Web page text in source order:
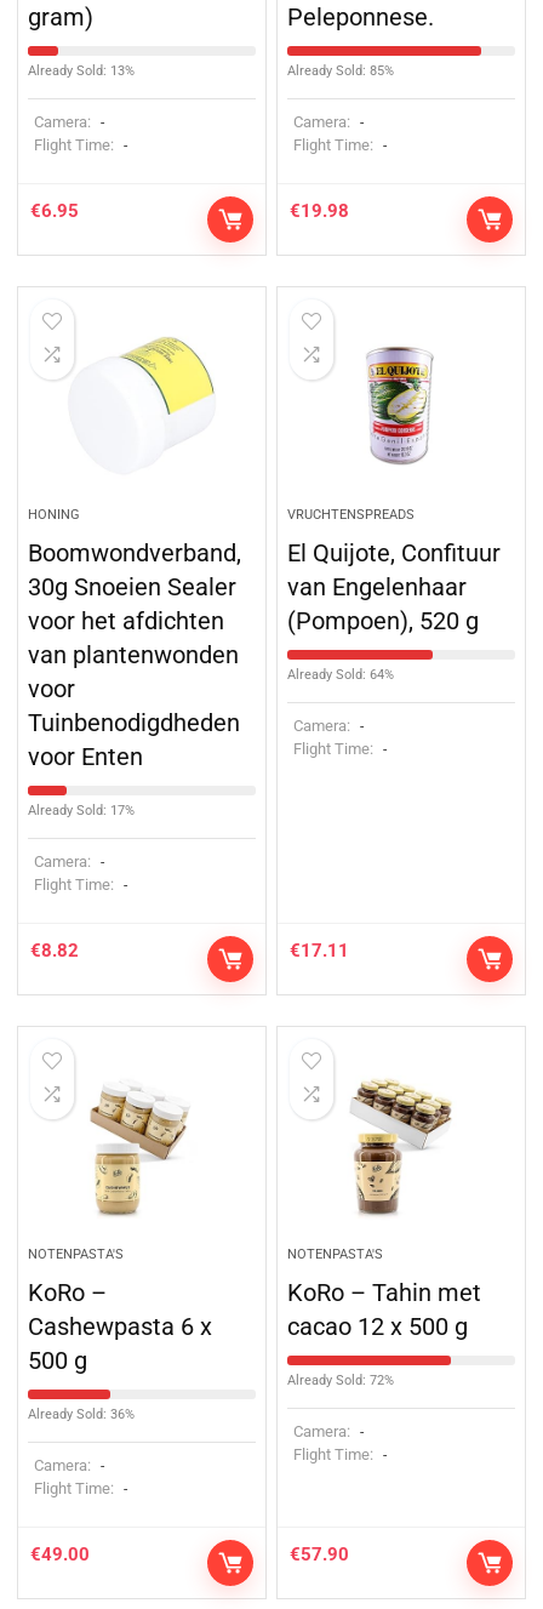
gram)
Already Sold: 13%
Camera: -
Flight Time: -
€6.95
Peleponnese.
Already Sold: 85%
Camera: -
Flight Time: -
€19.98
HONING
Boomwondverband,
30g Snoeien Sealer
voor het afdichten
van plantenwonden
voor
Tuinbenodigdheden
voor Enten
Already Sold: 17%
Camera: -
Flight Time: -
€8.82
VRUCHTENSPREADS
El Quijote, Confituur
van Engelenhaar
(Pompoen), 520 g
Already Sold: 64%
Camera: -
Flight Time: -
€17.11
NOTENPASTA'S
KoRo –
Cashewpasta 6 x
500 g
Already Sold: 36%
Camera: -
Flight Time: -
€49.00
NOTENPASTA'S
KoRo – Tahin met
cacao 12 x 500 g
Already Sold: 72%
Camera: -
Flight Time: -
€57.90